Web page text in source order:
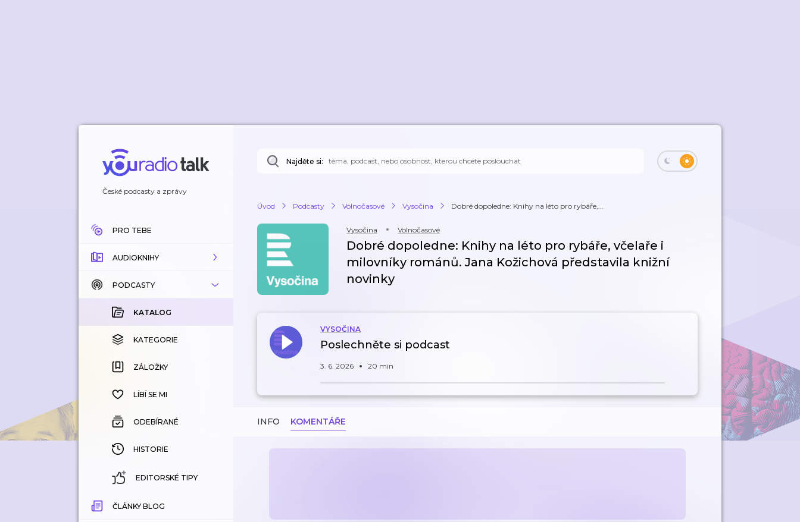
České podcasty a zprávy
PRO TEBE
AUDIOKNIHY
KATALOG
KOUPENÉ
KATEGORIE
ZÁLOŽKY
HISTORIE
PODCASTY
KATALOG
KATEGORIE
ZÁLOŽKY
LÍBÍ SE MI
ODEBÍRANÉ
HISTORIE
EDITORSKÉ TIPY
ČLÁNKY BLOG
Najděte si:
Úvod Podcasty Volnočasové Vysočina Dobré dopoledne: Knihy na léto pro rybáře,...
Vysočina Volnočasové
Dobré dopoledne: Knihy na léto pro rybáře, včelaře i
milovníky románů. Jana Kožichová představila knižní
novinky
VYSOČINA
Poslechněte si podcast
3. 6. 2026 20 min
INFO KOMENTÁŘE